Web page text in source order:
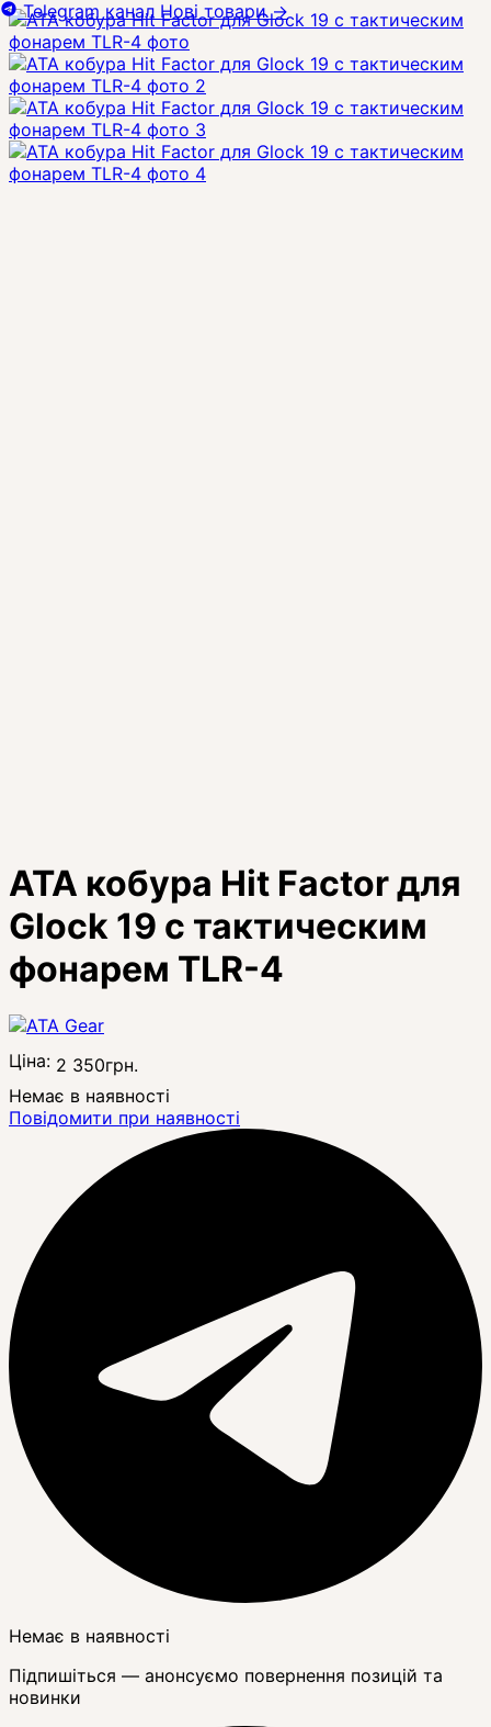
ATA кобура Hit Factor для
Glock 19 с тактическим
фонарем TLR-4
Ціна: 2 350грн.
Немає в наявності
Повідомити при наявності
Немає в наявності
Підпишіться — анонсуємо повернення позицій та
новинки
Telegram канал Нові товари→